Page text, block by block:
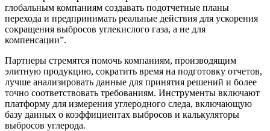
глобальным компаниям создавать подотчетные планы
перехода и предпринимать реальные действия для ускорения
сокращения выбросов углекислого газа, а не для
компенсации”.
Партнеры стремятся помочь компаниям, производящим
элитную продукцию, сократить время на подготовку отчетов,
лучше анализировать данные для принятия решений и более
точно соответствовать требованиям. Инструменты включают
платформу для измерения углеродного следа, включающую
базу данных о коэффициентах выбросов и калькуляторы
выбросов углерода.